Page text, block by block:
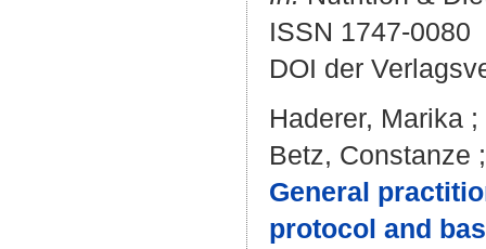
ISSN 1747-0080
DOI der
Haderer, Marika ;
Betz, Constanze
General
protocol and